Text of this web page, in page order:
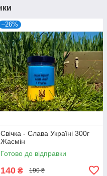
–26%
Свічка - Слава Україні 300г
Жасмін
Готово до відправки
140 ₴ 190 ₴